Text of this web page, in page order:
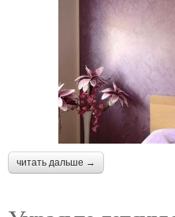
читать дальше →